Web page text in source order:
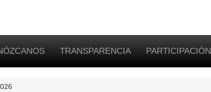
TRANSPARENCIA PARTICIPACIÓN